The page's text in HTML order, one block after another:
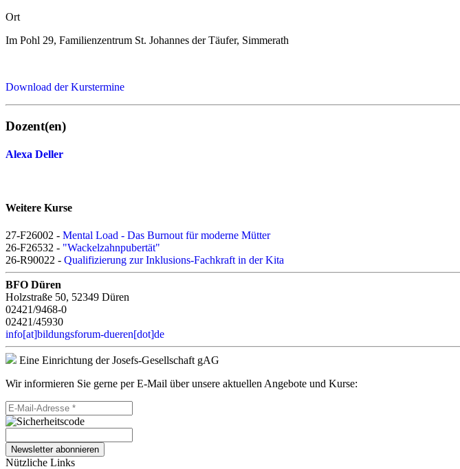
Ort
Im Pohl 29, Familienzentrum St. Johannes der Täufer, Simmerath
Download der Kurstermine
Dozent(en)
Alexa Deller
Weitere Kurse
27-F26002 - Mental Load - Das Burnout für moderne Mütter
26-F26532 - "Wackelzahnpubertät"
26-R90022 - Qualifizierung zur Inklusions-Fachkraft in der Kita
BFO Düren
Holzstraße 50, 52349 Düren
02421/9468-0
02421/45930
info[at]bildungsforum-dueren[dot]de
Eine Einrichtung der Josefs-Gesellschaft gAG
Wir informieren Sie gerne per E-Mail über unsere aktuellen Angebote und Kurse:
Newsletter abonnieren
Nützliche Links